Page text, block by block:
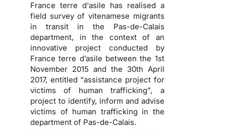
France terre d'asile has realised a
field survey of vitenamese migrants
in transit in the Pas-de-Calais
department, in the context of an
innovative project conducted by
France terre d’asile between the 1st
November 2015 and the 30th April
2017, entitled “assistance project for
victims of human trafficking”, a
project to identify, inform and advise
victims of human trafficking in the
department of Pas-de-Calais.